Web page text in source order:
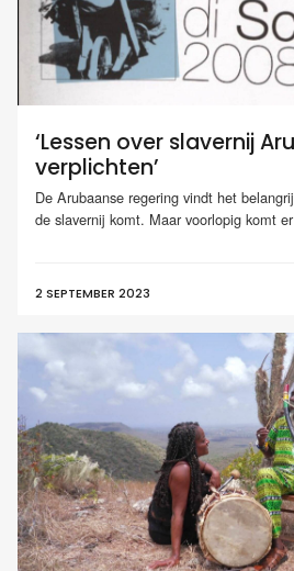
‘Lessen over slavernij
verplichten’
De Arubaanse regering vindt het
de slavernij komt. Maar voorlopig komt
2 SEPTEMBER 2023